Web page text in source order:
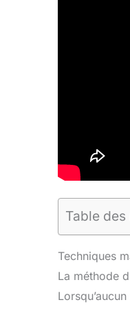
Table
Techniques
La méthode